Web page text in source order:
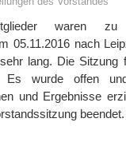
waren
05.11.2016 nach
lang. Die Sitzung
Es wurde offen
und Ergebnisse
beendet.